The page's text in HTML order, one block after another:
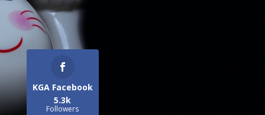
KGA Facebook
5.3k
Followers